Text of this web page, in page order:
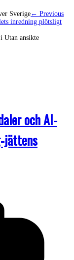
← Previous
inredning plötsligt
och AI-
jättens